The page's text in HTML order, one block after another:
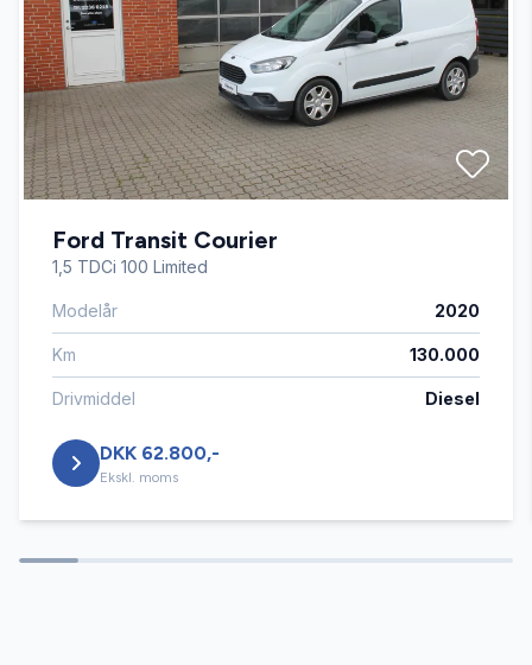
Fartpilot
Fjernbetjent centrallås
Infocenter
Kørecomputer
Parkeringssensor bagved
Startspærre
Sædevarme
Ford Transit Courier
1,5 TDCi 100 Limited
Modelår 2020
Km 130.000
Drivmiddel Diesel
DKK 62.800,-
Ekskl. moms